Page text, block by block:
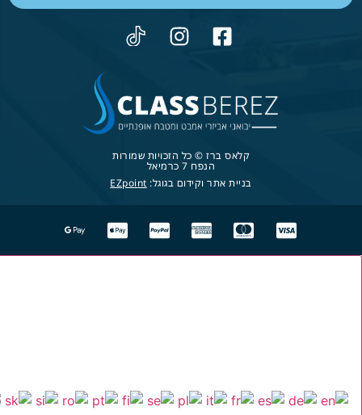
קלאס ברז © כל הזכויות שמורות
הנפח 7 כרמיאל
בניית אתר וקידום בגוגל: EZpoint